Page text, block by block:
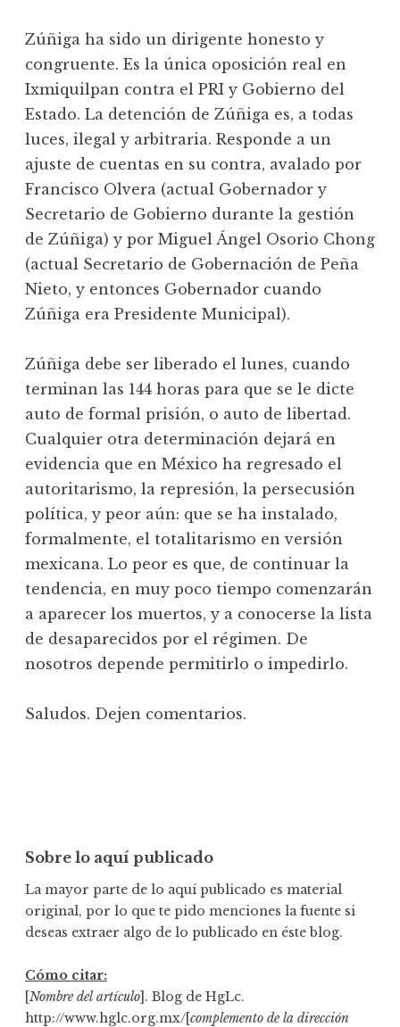
Zúñiga ha sido un dirigente honesto y
congruente. Es la única oposición real en
Ixmiquilpan contra el PRI y Gobierno del
Estado. La detención de Zúñiga es, a todas
luces, ilegal y arbitraria. Responde a un
ajuste de cuentas en su contra, avalado por
Francisco Olvera (actual Gobernador y
Secretario de Gobierno durante la gestión
de Zúñiga) y por Miguel Ángel Osorio Chong
(actual Secretario de Gobernación de Peña
Nieto, y entonces Gobernador cuando
Zúñiga era Presidente Municipal).
Zúñiga debe ser liberado el lunes, cuando
terminan las 144 horas para que se le dicte
auto de formal prisión, o auto de libertad.
Cualquier otra determinación dejará en
evidencia que en México ha regresado el
autoritarismo, la represión, la persecusión
política, y peor aún: que se ha instalado,
formalmente, el totalitarismo en versión
mexicana. Lo peor es que, de continuar la
tendencia, en muy poco tiempo comenzarán
a aparecer los muertos, y a conocerse la lista
de desaparecidos por el régimen. De
nosotros depende permitirlo o impedirlo.
Saludos. Dejen comentarios.
Sobre lo aquí publicado
La mayor parte de lo aquí publicado es material
original, por lo que te pido menciones la fuente si
deseas extraer algo de lo publicado en éste blog.
Cómo citar:
[Nombre del artículo]. Blog de HgLc.
http://www.hglc.org.mx/[complemento de la dirección